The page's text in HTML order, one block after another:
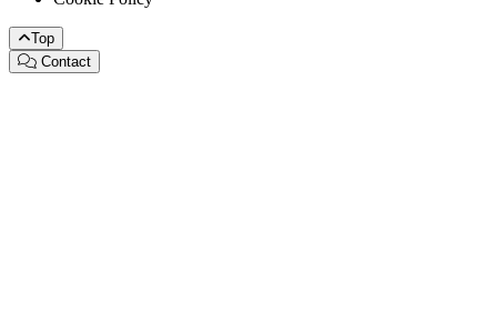
Top
Contact